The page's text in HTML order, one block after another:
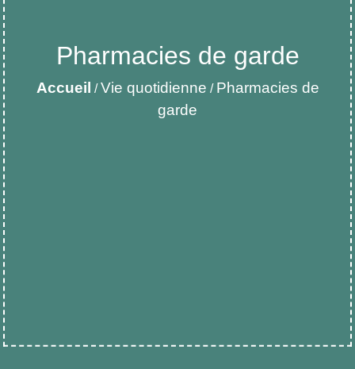
Pharmacies de garde
Accueil /Vie quotidienne / Pharmacies de
garde